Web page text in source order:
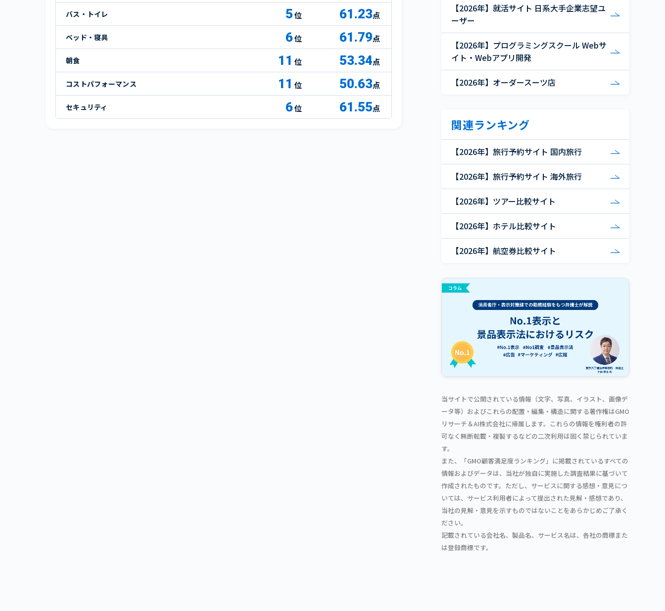
バス・トイレ 5 61.23点
ベッド・寝具 6 61.79点
朝食 11 53.34点
コストパフォーマンス 11 50.63点
セキュリティ 6 61.55点
【2026年】就活サイト 日系大手企業志望ユ
ーザー
【2026年】プログラミングスクール Webサ
イト・Webアプリ開発
【2026年】オーダースーツ店
関連ランキング
【2026年】旅行予約サイト 国内旅行
【2026年】旅行予約サイト 海外旅行
【2026年】ツアー比較サイト
【2026年】ホテル比較サイト
【2026年】航空券比較サイト
当サイトで公開されている情報（文字、写真、イラスト、画像デ
ータ等）およびこれらの配置・編集・構造に関する著作権はGMO
リサーチ＆AI株式会社に帰属します。これらの情報を権利者の許
可なく無断転載・複製するなどの二次利用は固く禁じられていま
す。
また、「GMO顧客満足度ランキング」に掲載されているすべての
情報およびデータは、当社が独自に実施した調査結果に基づいて
作成されたものです。ただし、サービスに関する感想・意見につ
いては、サービス利用者によって提出された見解・感想であり、
当社の見解・意見を示すものではないことをあらかじめご了承く
ださい。
記載されている会社名、製品名、サービス名は、各社の商標また
は登録商標です。